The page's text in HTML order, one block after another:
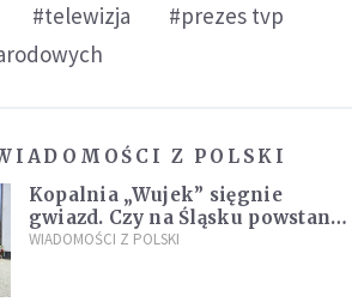
#telewizja
#prezes tvp
Z POLSKI
Kopalnia „Wujek” sięgnie
gwiazd. Czy na Śląsku powstanie
„Dolina Krzemowa”?
WIADOMOŚCI Z POLSKI